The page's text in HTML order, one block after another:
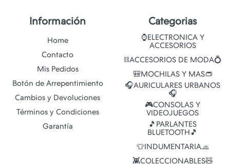
Información
Home
Contacto
Mis Pedidos
Botón de Arrepentimiento
Cambios y Devoluciones
Términos y Condiciones
Garantía
Categorias
⌚ELECTRONICA Y
ACCESORIOS
⛓️ACCESORIOS DE MODA💍
🎒MOCHILAS Y MAS👝
🎧AURICULARES URBANOS
🎧
🎮CONSOLAS Y
VIDEOJUEGOS
🎵PARLANTES
BLUETOOTH🎵
👕INDUMENTARIA🧢
👾COLECCIONABLES🧸